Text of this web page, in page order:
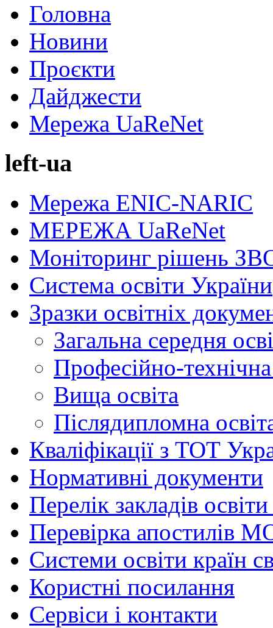
Головна
Новини
Проєкти
Дайджести
Мережа UaReNet
left-ua
Мережа ENIC-NARIC
МЕРЕЖА UaReNet
Моніторинг рішень
Система освіти України
Зразки освітніх
Загальна середня
Професійно-технічна
Вища освіта
Післядипломна
Кваліфікації з ТОТ
Нормативні документи
Перелік закладів
Перевірка апостилів
Системи освіти країн
Користні посилання
Сервіси і контакти